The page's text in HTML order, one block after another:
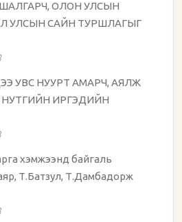
ОЛОН УЛСЫН
УЛСЫН САЙН ТУРШЛАГЫГ
УВС НУУРТ АМАРЧ, АЯЛЖ
НУТГИЙН ИРГЭДИЙН
хэмжээнд байгаль
Т.Батзул, Т.Дамбадорж